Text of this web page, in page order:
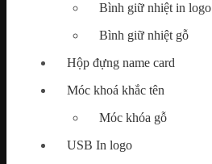
Bình giữ nhiệt in logo
Bình giữ nhiệt gỗ
Hộp đựng name card
Móc khoá khắc tên
Móc khóa gỗ
USB In logo